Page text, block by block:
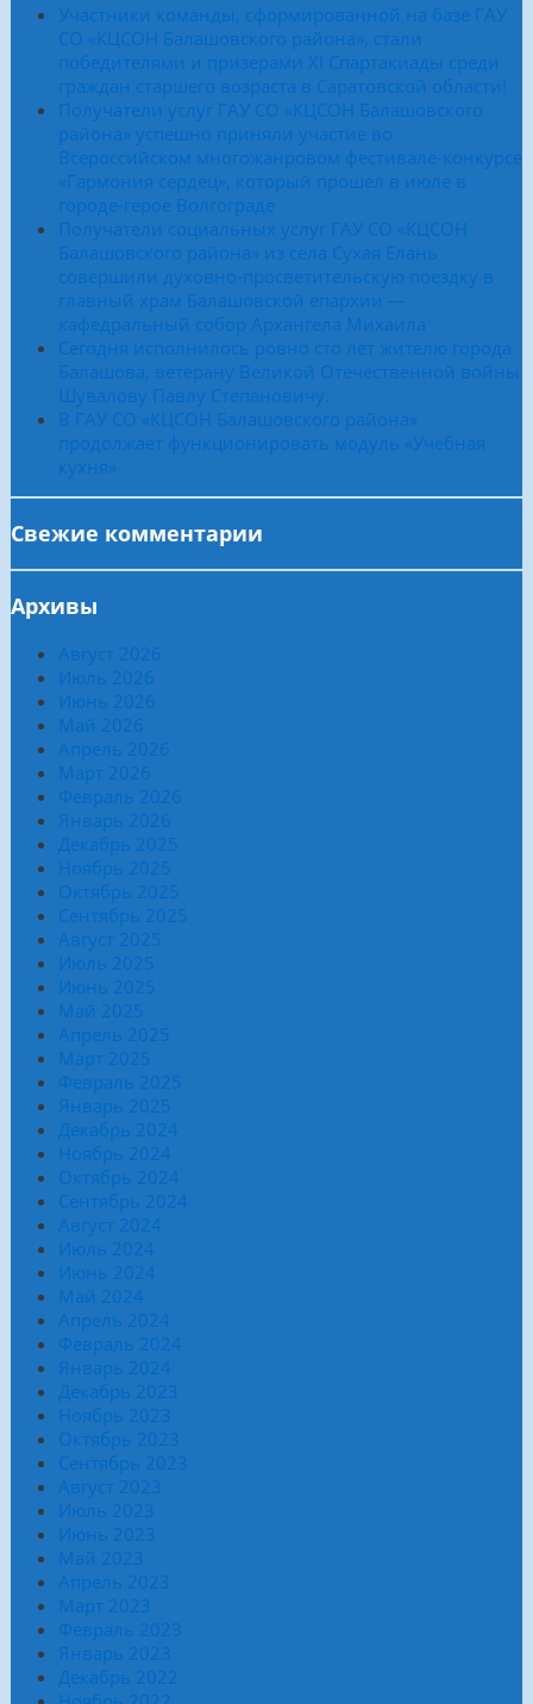
Участники команды, сформированной на базе ГАУ
СО «КЦСОН Балашовского района», стали
победителями и призерами XI Спартакиады среди
граждан старшего возраста в Саратовской области!
Получатели услуг ГАУ СО «КЦСОН Балашовского
района» успешно приняли участие во
Всероссийском многожанровом фестивале-конкурсе
«Гармония сердец», который прошел в июле в
городе-герое Волгограде
Получатели социальных услуг ГАУ СО «КЦСОН
Балашовского района» из села Сухая Елань
совершили духовно-просветительскую поездку в
главный храм Балашовской епархии —
кафедральный собор Архангела Михаила
Сегодня исполнилось ровно сто лет жителю города
Балашова, ветерану Великой Отечественной войны
Шувалову Павлу Степановичу.
В ГАУ СО «КЦСОН Балашовского района»
продолжает функционировать модуль «Учебная
кухня»
Свежие комментарии
Архивы
Август 2026
Июль 2026
Июнь 2026
Май 2026
Апрель 2026
Март 2026
Февраль 2026
Январь 2026
Декабрь 2025
Ноябрь 2025
Октябрь 2025
Сентябрь 2025
Август 2025
Июль 2025
Июнь 2025
Май 2025
Апрель 2025
Март 2025
Февраль 2025
Январь 2025
Декабрь 2024
Ноябрь 2024
Октябрь 2024
Сентябрь 2024
Август 2024
Июль 2024
Июнь 2024
Май 2024
Апрель 2024
Февраль 2024
Январь 2024
Декабрь 2023
Ноябрь 2023
Октябрь 2023
Сентябрь 2023
Август 2023
Июль 2023
Июнь 2023
Май 2023
Апрель 2023
Март 2023
Февраль 2023
Январь 2023
Декабрь 2022